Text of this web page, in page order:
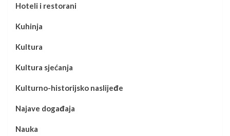
Hoteli i restorani
Kuhinja
Kultura
Kultura sjećanja
Kulturno-historijsko naslijeđe
Najave događaja
Nauka